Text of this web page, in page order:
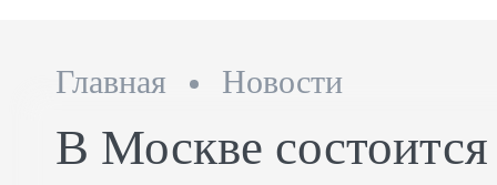
Главная Новости
В Москве состоится